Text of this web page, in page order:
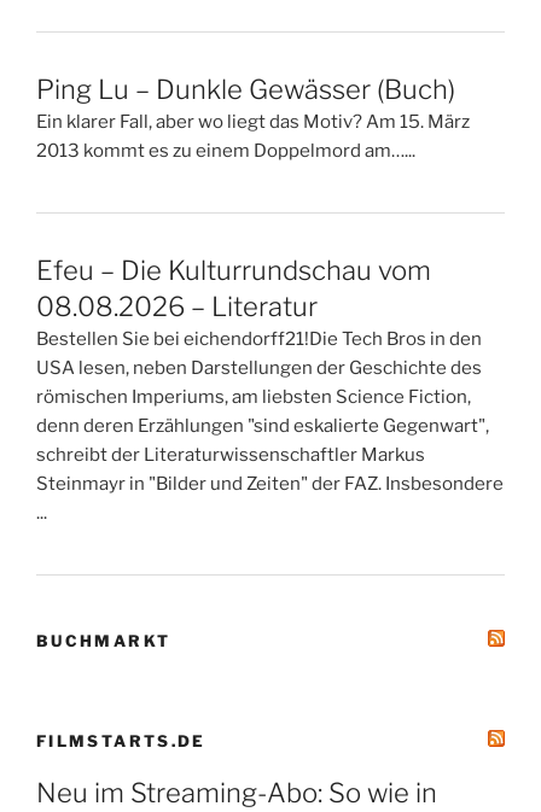
Ping Lu – Dunkle Gewässer (Buch)
Ein klarer Fall, aber wo liegt das Motiv? Am 15. März
2013 kommt es zu einem Doppelmord am…...
Efeu – Die Kulturrundschau vom
08.08.2026 – Literatur
Bestellen Sie bei eichendorff21!Die Tech Bros in den
USA lesen, neben Darstellungen der Geschichte des
römischen Imperiums, am liebsten Science Fiction,
denn deren Erzählungen "sind eskalierte Gegenwart",
schreibt der Literaturwissenschaftler Markus
Steinmayr in "Bilder und Zeiten" der FAZ. Insbesondere
...
BUCHMARKT
FILMSTARTS.DE
Neu im Streaming-Abo: So wie in